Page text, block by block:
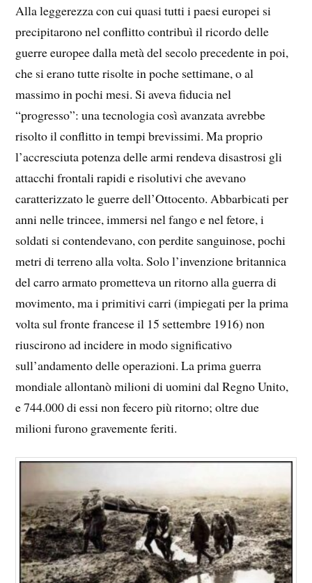
Alla leggerezza con cui quasi tutti i paesi europei si
precipitarono nel conflitto contribuì il ricordo delle
guerre europee dalla metà del secolo precedente in poi,
che si erano tutte risolte in poche settimane, o al
massimo in pochi mesi. Si aveva fiducia nel
“progresso”: una tecnologia così avanzata avrebbe
risolto il conflitto in tempi brevissimi. Ma proprio
l’accresciuta potenza delle armi rendeva disastrosi gli
attacchi frontali rapidi e risolutivi che avevano
caratterizzato le guerre dell’Ottocento. Abbarbicati per
anni nelle trincee, immersi nel fango e nel fetore, i
soldati si contendevano, con perdite sanguinose, pochi
metri di terreno alla volta. Solo l’invenzione britannica
del carro armato prometteva un ritorno alla guerra di
movimento, ma i primitivi carri (impiegati per la prima
volta sul fronte francese il 15 settembre 1916) non
riuscirono ad incidere in modo significativo
sull’andamento delle operazioni. La prima guerra
mondiale allontanò milioni di uomini dal Regno Unito,
e 744.000 di essi non fecero più ritorno; oltre due
milioni furono gravemente feriti.